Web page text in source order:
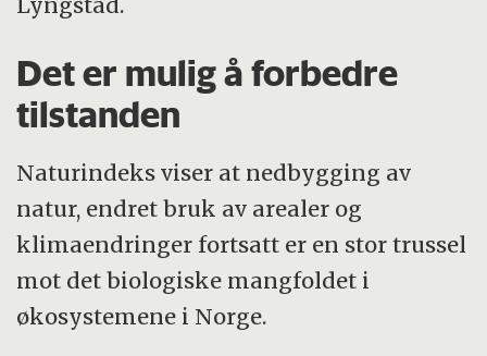
Det er mulig å forbedre
tilstanden
Naturindeks viser at nedbygging av
natur, endret bruk av arealer og
klimaendringer fortsatt er en stor trussel
mot det biologiske mangfoldet i
økosystemene i Norge.